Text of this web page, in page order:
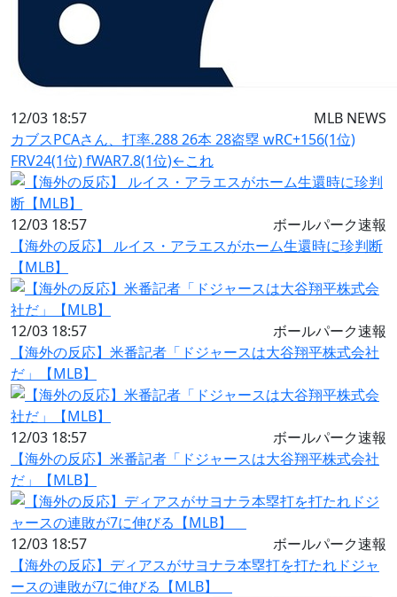
12/03 18:57
MLB NEWS
カブスPCAさん、打率.288 26本 28盗塁 wRC+156(1位)
FRV24(1位) fWAR7.8(1位)←これ
12/03 18:57
ボールパーク速報
【海外の反応】 ルイス・アラエスがホーム生還時に珍判断
【MLB】
12/03 18:57
ボールパーク速報
【海外の反応】米番記者「ドジャースは大谷翔平株式会社
だ」【MLB】
12/03 18:57
ボールパーク速報
【海外の反応】米番記者「ドジャースは大谷翔平株式会社
だ」【MLB】
12/03 18:57
ボールパーク速報
【海外の反応】ディアスがサヨナラ本塁打を打たれドジャ
ースの連敗が7に伸びる【MLB】